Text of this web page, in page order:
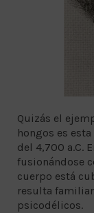
Quizás el
hongos es
del 4,700 a.C.
fusionándose
cuerpo está
resulta
psicodélicos.